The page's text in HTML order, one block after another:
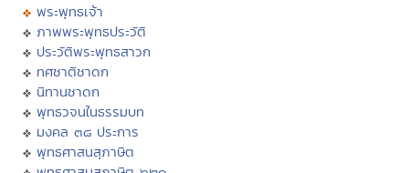
พระพุทธเจ้า
ภาพพระพุทธประวัติ
ประวัติพระพุทธสาวก
ทศชาติชาดก
นิทานชาดก
พุทธวจนในธรรมบท
มงคล ๓๘ ประการ
พุทธศาสนสุภาษิต